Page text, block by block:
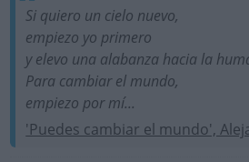
Si quiero un cielo nuevo,
empiezo yo primero
y elevo una alabanza hacia la
Para cambiar el mundo,
empiezo por mí...
'Puedes cambiar el mundo',